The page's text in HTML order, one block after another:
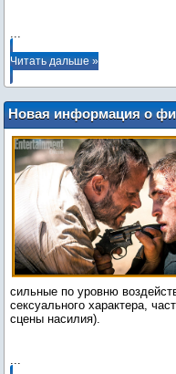
...
Читать дальше »
Новая информация о
(Роберт Паттинсон)
сильные по уровню
сексуального характера,
сцены насилия).
...